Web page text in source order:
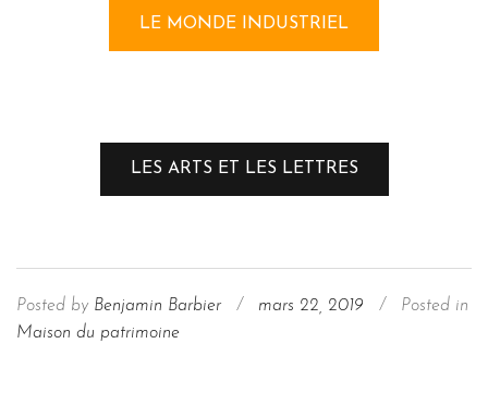
LE MONDE INDUSTRIEL
LES ARTS ET LES LETTRES
Posted by Benjamin Barbier / mars 22, 2019 /
Posted in
Maison du patrimoine